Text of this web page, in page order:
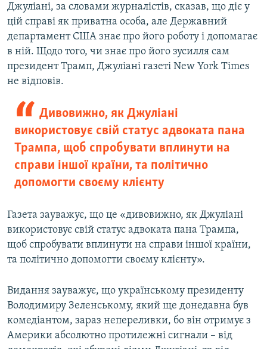
Джуліані, за словами журналістів, сказав, що діє у
цій справі як приватна особа, але Державний
департамент США знає про його роботу і допомагає
в ній. Щодо того, чи знає про його зусилля сам
президент Трамп, Джуліані газеті New York Times
не відповів.
Дивовижно, як Джуліані
використовує свій статус адвоката пана
Трампа, щоб спробувати вплинути на
справи іншої країни, та політично
допомогти своєму клієнту
Газета зауважує, що це «дивовижно, як Джуліані
використовує свій статус адвоката пана Трампа,
щоб спробувати вплинути на справи іншої країни,
та політично допомогти своєму клієнту».
Видання зауважує, що українському президенту
Володимиру Зеленському, який ще донедавна був
комедіантом, зараз непереливки, бо він отримує з
Америки абсолютно протилежні сигнали – від